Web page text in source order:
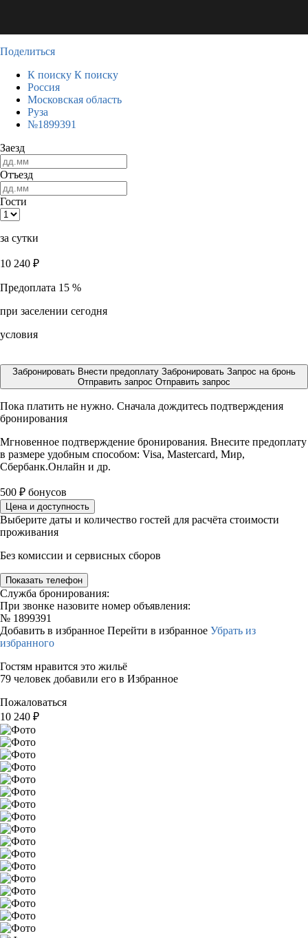
Поделиться
К поиску К поиску
Россия
Московская область
Руза
№1899391
Заезд
Отъезд
Гости
за сутки
10 240 ₽
Предоплата 15 %
при заселении сегодня
условия
Забронировать Внести предоплату Забронировать Запрос на бронь
Отправить запрос Отправить запрос
Пока платить не нужно. Сначала дождитесь подтверждения
бронирования
Мгновенное подтверждение бронирования. Внесите предоплату
в размере удобным способом: Visa, Mastercard, Мир,
Сбербанк.Онлайн и др.
500 ₽ бонусов
Цена и доступность
Выберите даты и количество гостей для расчёта стоимости
проживания
Без комиссии и сервисных сборов
Показать телефон
Служба бронирования:
При звонке назовите номер объявления:
№ 1899391
Добавить в избранное Перейти в избранное Убрать из
избранного
Гостям нравится это жильё
79 человек добавили его в Избранное
Пожаловаться
10 240 ₽